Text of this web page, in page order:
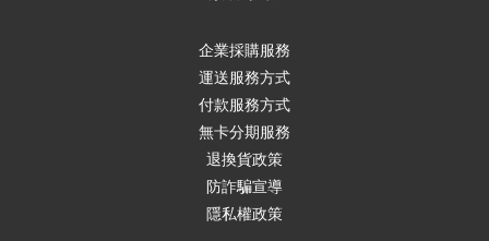
企業採購服務
運送服務方式
付款服務方式
無卡分期服務
退換貨政策
防詐騙宣導
隱私權政策